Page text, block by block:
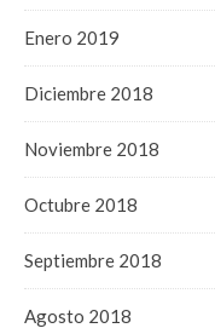
Enero 2019
Diciembre 2018
Noviembre 2018
Octubre 2018
Septiembre 2018
Agosto 2018